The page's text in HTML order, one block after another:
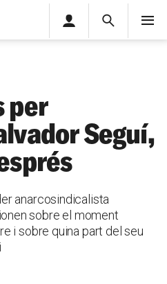
Cerca
privada
per
Seguí,
anarcosindicalista
sobre el moment
i sobre quina part del seu